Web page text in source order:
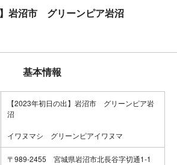
】岩沼市 グリーンピア岩沼
基本情報
【2023年初日の出】岩沼市 グリーンピア岩
沼
イワヌマシ グリーンピアイワヌマ
〒989-2455 宮城県岩沼市北長谷字切通1-1